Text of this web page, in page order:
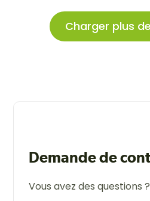
Charger plus
Demande de
Vous avez des questions